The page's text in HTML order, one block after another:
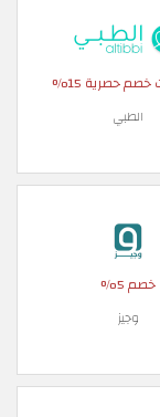
حصرية 15%
الطبي
خصم 5%
وجيز